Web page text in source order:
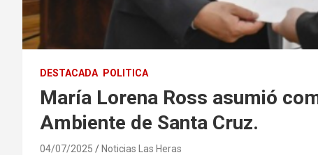
DESTACADA POLITICA
María Lorena Ross asumió
Ambiente de Santa Cruz.
04/07/2025 Noticias Las Heras